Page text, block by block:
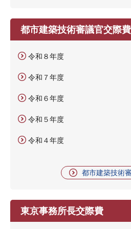
都市建築技術審議官交際費
令和８年度
令和７年度
令和６年度
令和５年度
令和４年度
都市建築技術
東京事務所長交際費